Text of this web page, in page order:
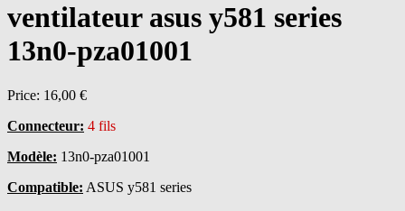
ventilateur asus y581 series
13n0-pza01001
Price: 16,00 €
Connecteur: 4 fils
Modèle: 13n0-pza01001
Compatible: ASUS y581 series